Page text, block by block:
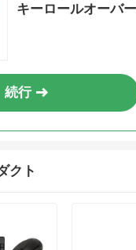
キーロールオーバ
続行
クト